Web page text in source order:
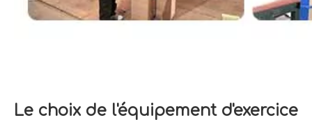
Le choix de l'équipement d'exercice